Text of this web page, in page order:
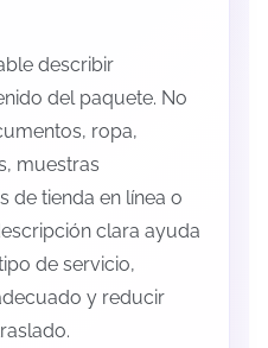
describir
del paquete. No
ropa,
muestras
de tienda en línea o
clara ayuda
de servicio,
y reducir